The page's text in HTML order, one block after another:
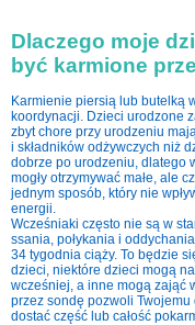
Dlaczego moje
być karmione
Karmienie piersią lub butelką
koordynacji. Dzieci urodzone
zbyt chore przy urodzeniu
i składników odżywczych niż
dobrze po urodzeniu, dlatego
mogły otrzymywać małe, ale
jednym sposób, który nie
energii.
Wcześniaki często nie są w
ssania, połykania i
34 tygodnia ciąży. To będzie
dzieci, niektóre dzieci mogą
wcześniej, a inne mogą zająć
przez sondę pozwoli
dostać część lub całość